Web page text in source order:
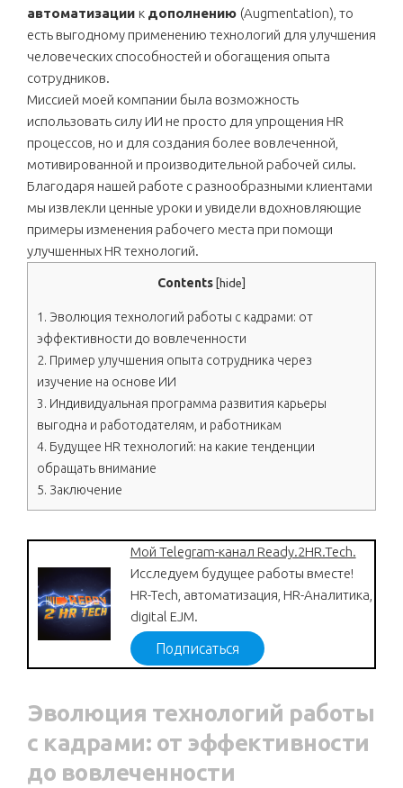
автоматизации к дополнению (Augmentation), то
есть выгодному применению технологий для улучшения
человеческих способностей и обогащения опыта
сотрудников.
Миссией моей компании была возможность
использовать силу ИИ не просто для упрощения HR
процессов, но и для создания более вовлеченной,
мотивированной и производительной рабочей силы.
Благодаря нашей работе с разнообразными клиентами
мы извлекли ценные уроки и увидели вдохновляющие
примеры изменения рабочего места при помощи
улучшенных HR технологий.
Contents [hide]
1. Эволюция технологий работы с кадрами: от
эффективности до вовлеченности
2. Пример улучшения опыта сотрудника через
изучение на основе ИИ
3. Индивидуальная программа развития карьеры
выгодна и работодателям, и работникам
4. Будущее HR технологий: на какие тенденции
обращать внимание
5. Заключение
Мой Telegram-канал Ready.2HR.Tech.
Исследуем будущее работы вместе!
HR-Tech, автоматизация, HR-Аналитика,
digital EJM.
Подписаться
Эволюция технологий работы
с кадрами: от эффективности
до вовлеченности